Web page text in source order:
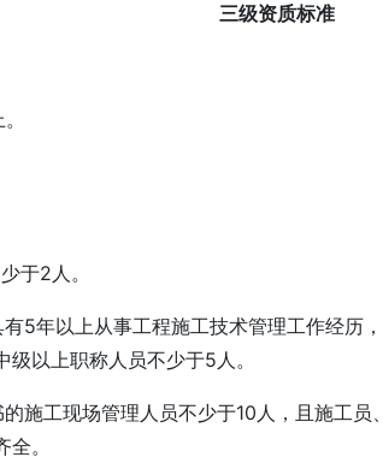
三级资质标准
于2人。
有5年以上从事工程施工技术管理工作经历
以上职称人员不少于5人。
的施工现场管理人员不少于10人，且施工员
。